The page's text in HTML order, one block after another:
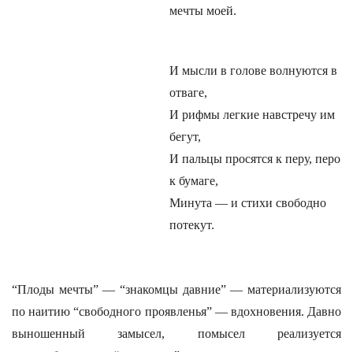
мечты моей.
И мысли в голове волнуются в
отваге,
И рифмы легкие навстречу им
бегут,
И пальцы просятся к перу, перо
к бумаге,
Минута — и стихи свободно
потекут.
“Плоды мечты” — “знакомцы давние” — материализуются
по наитию “свободного проявленья” — вдохновения. Давно
выношенный замысел, помысел реализуется